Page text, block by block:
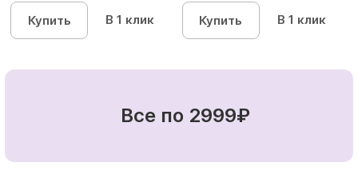
кустовых роз...
Купить В 1 клик
кустовы...
Купить В 1 клик
Все по 2999₽